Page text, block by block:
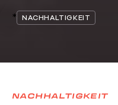
* NACHHALTIGKEIT
NACHHALTIGKEIT